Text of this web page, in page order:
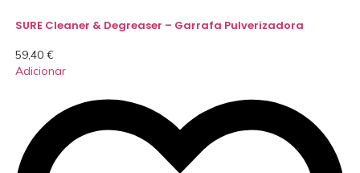
SURE Cleaner & Degreaser – Garrafa Pulverizadora
59,40 €
Adicionar